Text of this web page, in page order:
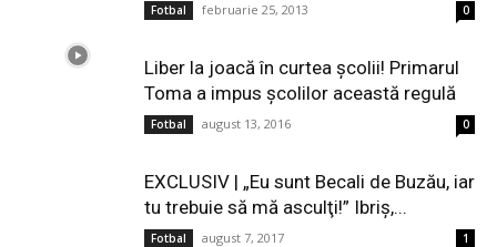
Fotbal februarie 25, 2013 0
Liber la joacă în curtea şcolii! Primarul
Toma a impus școlilor această regulă
Fotbal august 13, 2016 0
EXCLUSIV | „Eu sunt Becali de Buzău, iar
tu trebuie să mă asculţi!” Ibriş,...
Fotbal august 7, 2017 1